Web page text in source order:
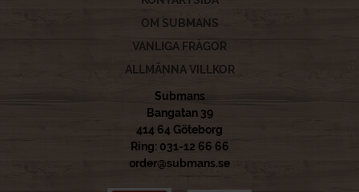
OM SUBMANS
VANLIGA FRÅGOR
ALLMÄNNA VILLKOR
Submans
Bangatan 39
414 64 Göteborg
Ring: 031-12 66 66
order@submans.se